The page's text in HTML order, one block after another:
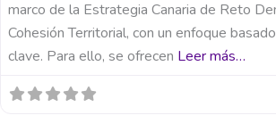
marco de la Estrategia Canaria de Reto
Cohesión Territorial, con un enfoque
clave. Para ello, se ofrecen Leer más…